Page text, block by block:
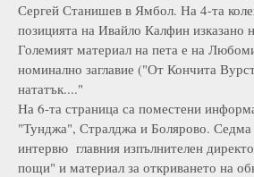
Сергей Станишев в Ямбол. На 4-та
позицията на Ивайло Калфин изказано
Големият материал на пета е на
номинално заглавие ("От Кончита
нататък...."
На 6-та страница са поместени
"Тунджа", Стралджа и Болярово.
интервю главния изпълнителен
пощи" и материал за откриването на